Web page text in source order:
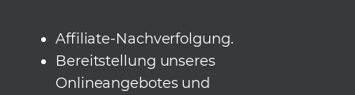
Affiliate-Nachverfolgung.
Bereitstellung unseres
Onlineangebotes und